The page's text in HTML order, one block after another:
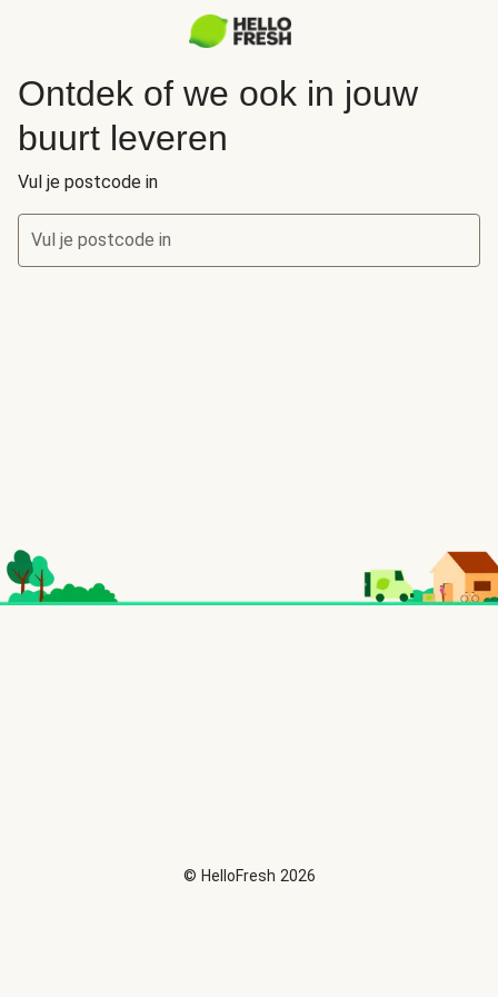
Ontdek of we ook in jouw
buurt leveren
Vul je postcode in
Vul je postcode in
© HelloFresh 2026